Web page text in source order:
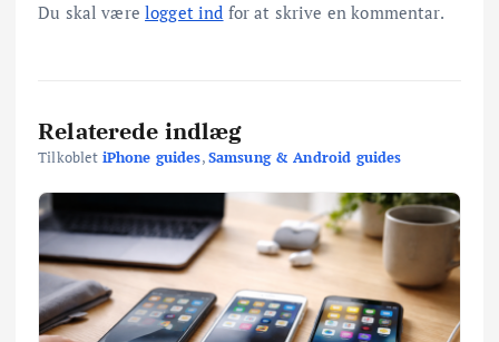
Du skal værelogget ind for at skrive en kommentar.
Relaterede indlæg
Tilkoblet iPhone guides,Samsung & Android guides